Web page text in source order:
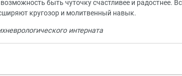
быть чуточку счастливее и радостнее.
кругозор и молитвенный навык.
интерната